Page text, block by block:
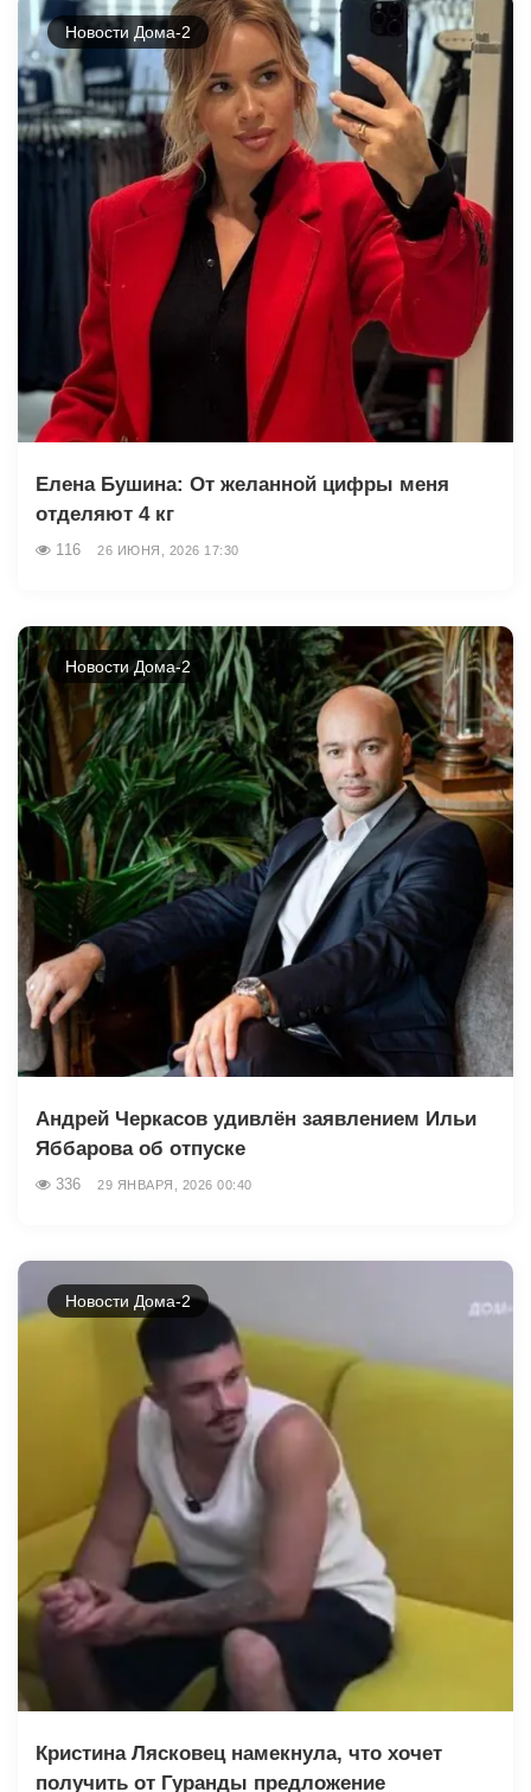
Новости Дома-2
Елена Бушина: От желанной цифры меня
отделяют 4 кг
116 26 ИЮНЯ, 2026 17:30
Новости Дома-2
Андрей Черкасов удивлён заявлением Ильи
Яббарова об отпуске
336 29 ЯНВАРЯ, 2026 00:40
Новости Дома-2
Кристина Лясковец намекнула, что хочет
получить от Гуранды предложение